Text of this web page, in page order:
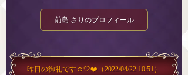
前島 さりのプロフィール
昨日の御礼です☺️🤍❤️ （2022/04/22 10:51）